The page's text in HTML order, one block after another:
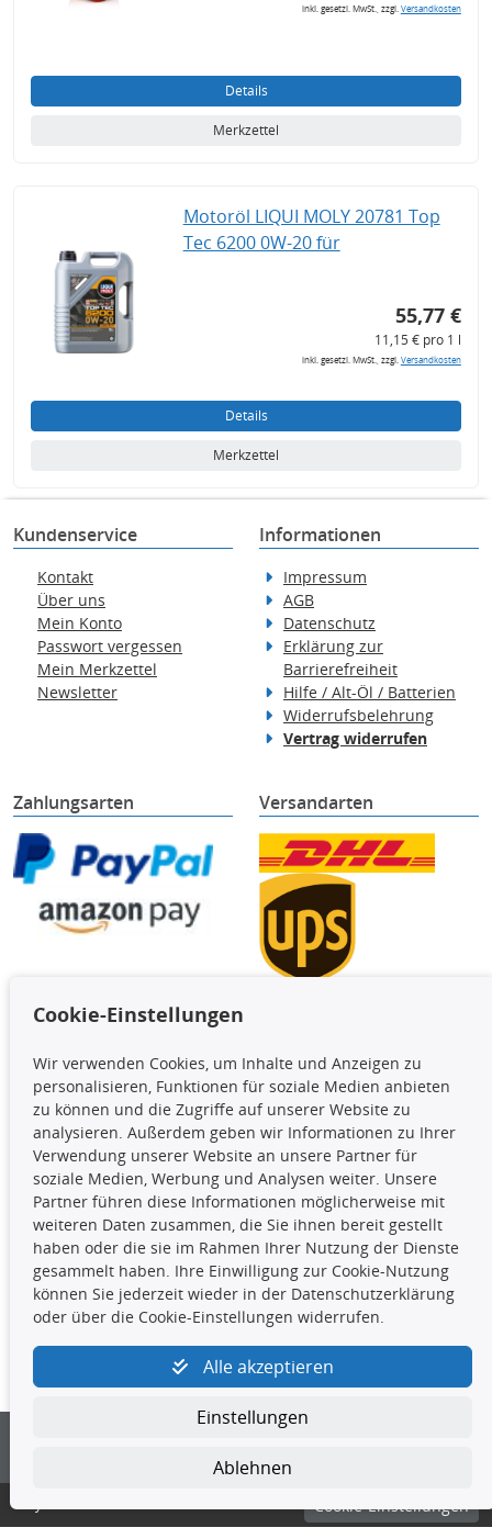
inkl. gesetzl. MwSt., zzgl.Versandkosten
Details
Merkzettel
Motoröl LIQUI MOLY 20781 Top
Tec 6200 0W-20 für
55,77 €
11,15 € pro 1 l
inkl. gesetzl. MwSt., zzgl.Versandkosten
Details
Merkzettel
Kundenservice
Kontakt
Über uns
Mein Konto
Passwort vergessen
Mein Merkzettel
Newsletter
Informationen
Impressum
AGB
Datenschutz
Erklärung zur
Barrierefreiheit
Hilfe / Alt-Öl / Batterien
Widerrufsbelehrung
Vertrag widerrufen
Zahlungsarten Versandarten
Die hier angezeigten Daten,
insbesondere die gesamte Datenbank,
dürfen nicht kopiert werden. Es ist zu
unterlassen, die Daten oder die gesamte Datenbank ohne
vorherige Zustimmung TecDocs zu vervielfältigen, zu
verbreiten und/oder diese Handlungen durch Dritte ausführen
zu lassen. Ein Zuwiderhandeln stellt eine
Urheberrechtsverletzung dar und wird verfolgt.
Kontakt
4yourcar GmbH | Avidesweg 1 | 27386 Hemsbünde |
kundenservice@4yourcar.de
© 4yourcar GmbH Cookie-Einstellungen
Cookie-Einstellungen
Wir verwenden Cookies, um Inhalte und Anzeigen zu
personalisieren, Funktionen für soziale Medien anbieten
zu können und die Zugriffe auf unserer Website zu
analysieren. Außerdem geben wir Informationen zu Ihrer
Verwendung unserer Website an unsere Partner für
soziale Medien, Werbung und Analysen weiter. Unsere
Partner führen diese Informationen möglicherweise mit
weiteren Daten zusammen, die Sie ihnen bereit gestellt
haben oder die sie im Rahmen Ihrer Nutzung der Dienste
gesammelt haben. Ihre Einwilligung zur Cookie-Nutzung
können Sie jederzeit wieder in der Datenschutzerklärung
oder über die Cookie-Einstellungen widerrufen.
Alle akzeptieren
Einstellungen
Ablehnen